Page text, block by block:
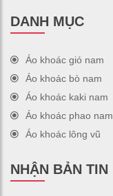
DANH MỤC
Áo khoác gió nam
Áo khoác bò nam
Áo khoác kaki nam
Áo khoác phao nam
Áo khoác lông vũ
NHẬN BẢN TIN